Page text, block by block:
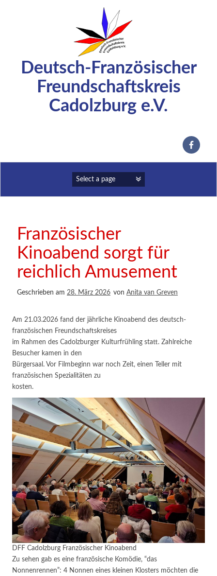
Deutsch-Französischer
Freundschaftskreis
Cadolzburg e.V.
Französischer
Kinoabend sorgt für
reichlich Amusement
Geschrieben am 28. März 2026 von Anita van Greven
Am 21.03.2026 fand der jährliche Kinoabend des deutsch-
französischen Freundschaftskreises
im Rahmen des Cadolzburger Kulturfrühling statt. Zahlreiche
Besucher kamen in den
Bürgersaal. Vor Filmbeginn war noch Zeit, einen Teller mit
französischen Spezialitäten zu
kosten.
DFF Cadolzburg Französischer Kinoabend
Zu sehen gab es eine französische Komödie, “das
Nonnenrennen”: 4 Nonnen eines kleinen Klosters möchten die